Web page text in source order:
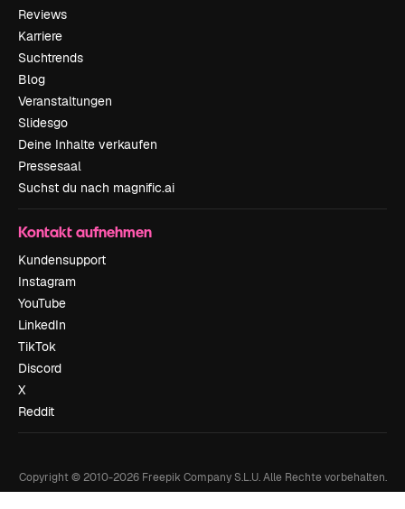
Reviews
Karriere
Suchtrends
Blog
Veranstaltungen
Slidesgo
Deine Inhalte verkaufen
Pressesaal
Suchst du nach magnific.ai
Kontakt aufnehmen
Kundensupport
Instagram
YouTube
LinkedIn
TikTok
Discord
X
Reddit
Copyright © 2010-2026Freepik Company S.L.U. Alle Rechte vorbehalten.